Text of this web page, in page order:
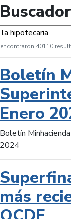
encontraron 40110
Boletín
Enero
Boletín
2024
más